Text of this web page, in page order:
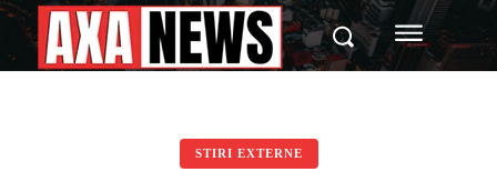
STIRI EXTERNE